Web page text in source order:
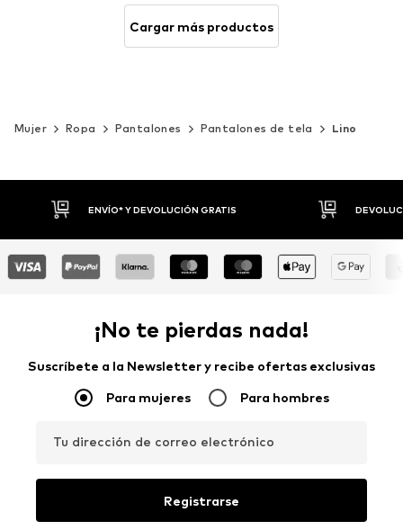
Cargar más productos
Mujer Ropa Pantalones Pantalones de tela Lino
DEVOLUCIONES HASTA 30 DÍAS
¡No te pierdas nada!
Suscríbete a la Newsletter y recibe ofertas exclusivas
Para mujeres Para hombres
Tu dirección de correo electrónico
Registrarse